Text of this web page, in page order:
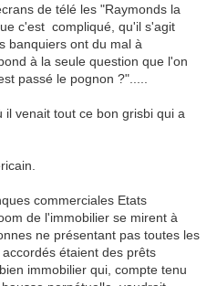
de télé les "Raymonds la
c'est compliqué, qu'il s'agit
banquiers ont du mal à
à la seule question que l'on
passé le pognon ?".....
venait tout ce bon grisbi qui a
commerciales Etats
de l'immobilier se mirent à
ne présentant pas toutes les
étaient des prêts
immobilier qui, compte tenu